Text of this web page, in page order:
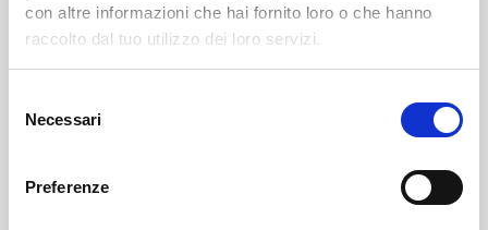
con altre informazioni che hai fornito loro o che hanno
raccolto dal tuo utilizzo dei loro servizi.
delNecessari
Preferenze
Chiuro Obituaries